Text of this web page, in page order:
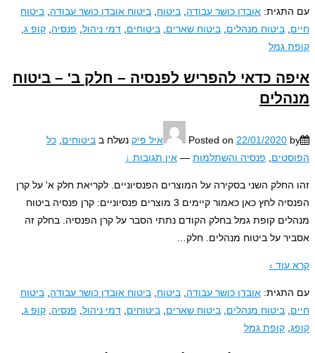
אובדן כושר עבודה,ביטוח,ביטוח אובדן כושר עבודה,ביטוח
,ביטוח מנהלים,ביטוח שארים,ביטוחים,דמי ניהול ,פנסיה,קופ ג ,
גמל
כדאי להפריש לפנסיה – חלק ב' – ביטוח
Posted on22/01/2020 איל פיק נשלח בביטוחים,כל
,פנסיה והשתלמות — אין תגובות ↓
השני בסקירה על המוצרים הפנסיוניים. לקריאת חלק א' על קרן
הפנסיה לחץ כאן כאמור קיימים 3 מוצרים פנסיוניים: קרן פנסיה ביטוח
קופת גמל בחלק הקודם נתתי הסבר על קרן הפנסיה. בחלק זה
על ביטוח מנהלים. חלק …
›
אובדן כושר עבודה,ביטוח,ביטוח אובדן כושר עבודה,ביטוח
,ביטוח מנהלים,ביטוח שארים,ביטוחים,דמי ניהול ,פנסיה,קופ ג ,
,קופת גמל